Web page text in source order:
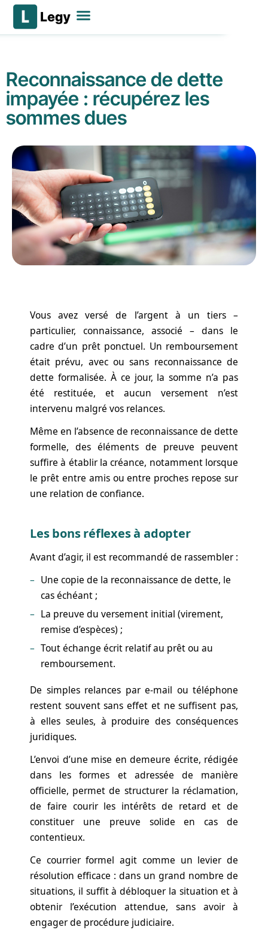
Reconnaissance de dette
impayée : récupérez les
sommes dues
Vous avez versé de l’argent à un tiers –
particulier, connaissance, associé – dans le
cadre d’un prêt ponctuel. Un remboursement
était prévu, avec ou sans reconnaissance de
dette formalisée. À ce jour, la somme n’a pas
été restituée, et aucun versement n’est
intervenu malgré vos relances.
Même en l’absence de reconnaissance de dette
formelle, des éléments de preuve peuvent
suffire à établir la créance, notamment lorsque
le prêt entre amis ou entre proches repose sur
une relation de confiance.
Les bons réflexes à adopter
Avant d’agir, il est recommandé de rassembler :
Une copie de la reconnaissance de dette, le
cas échéant ;
La preuve du versement initial (virement,
remise d’espèces) ;
Tout échange écrit relatif au prêt ou au
remboursement.
De simples relances par e-mail ou téléphone
restent souvent sans effet et ne suffisent pas,
à elles seules, à produire des conséquences
juridiques.
L’envoi d’une mise en demeure écrite, rédigée
dans les formes et adressée de manière
officielle, permet de structurer la réclamation,
de faire courir les intérêts de retard et de
constituer une preuve solide en cas de
contentieux.
Ce courrier formel agit comme un levier de
résolution efficace : dans un grand nombre de
situations, il suffit à débloquer la situation et à
obtenir l’exécution attendue, sans avoir à
engager de procédure judiciaire.